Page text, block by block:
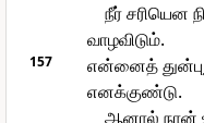
நீர் சரியென
வாழவிடும்.
157
என்னைத்
எனக்குண்டு.
ஆனால் நான்